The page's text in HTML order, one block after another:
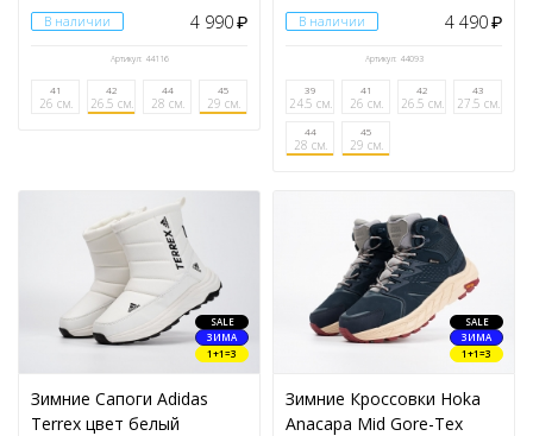
В наличии 4 990₽
Артикул: 44116
41
26 см.
42
26.5 см.
44
28 см.
45
29 см.
В наличии 4 490₽
Артикул: 44093
39
24.5 см.
41
26 см.
42
26.5 см.
43
27.5 см.
44
28 см.
45
29 см.
SALE
ЗИМА
1+1=3
Зимние Сапоги Adidas
Terrex цвет белый
SALE
ЗИМА
1+1=3
Зимние Кроссовки Hoka
Anacapa Mid Gore-Tex